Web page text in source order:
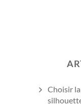
Choisir